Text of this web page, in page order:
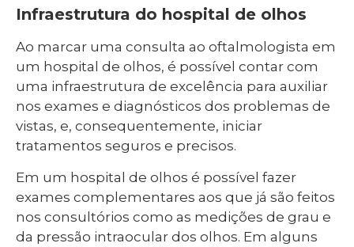
Infraestrutura do hospital de olhos
Ao marcar uma consulta ao oftalmologista em
um hospital de olhos, é possível contar com
uma infraestrutura de excelência para auxiliar
nos exames e diagnósticos dos problemas de
vistas, e, consequentemente, iniciar
tratamentos seguros e precisos.
Em um hospital de olhos é possível fazer
exames complementares aos que já são feitos
nos consultórios como as medições de grau e
da pressão intraocular dos olhos. Em alguns